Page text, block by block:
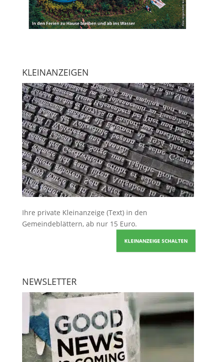
KLEINANZEIGEN
Ihre private Kleinanzeige (Text) in den
Gemeindeblättern, ab nur 15 Euro.
KLEINANZEIGE SCHALTEN
NEWSLETTER